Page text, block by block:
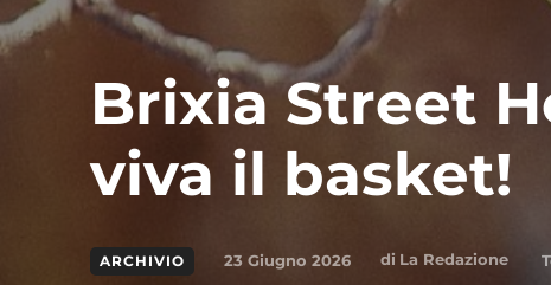
Brixia Street
viva il basket!
ARCHIVIO 23 Giugno 2026 di La Redazione